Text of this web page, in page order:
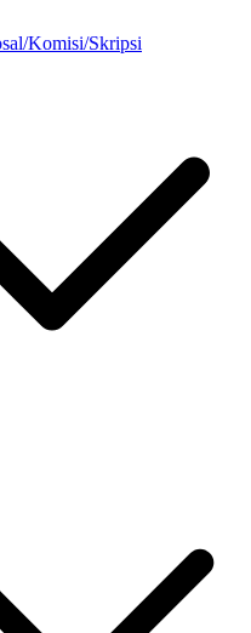
Komisi/Skripsi